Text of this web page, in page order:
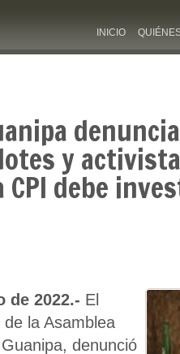
INICIO
y
CPI debe
de 2022.- El
la Asamblea
denunció